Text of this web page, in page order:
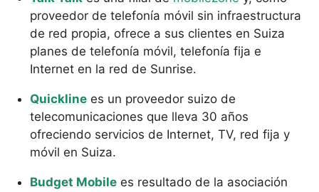
proveedor de telefonía móvil sin infraestructura
de red propia, ofrece a sus clientes en Suiza
planes de telefonía móvil, telefonía fija e
Internet en la red de Sunrise.
Quickline es un proveedor suizo de
telecomunicaciones que lleva 30 años
ofreciendo servicios de Internet, TV, red fija y
móvil en Suiza.
Budget Mobile es resultado de la asociación